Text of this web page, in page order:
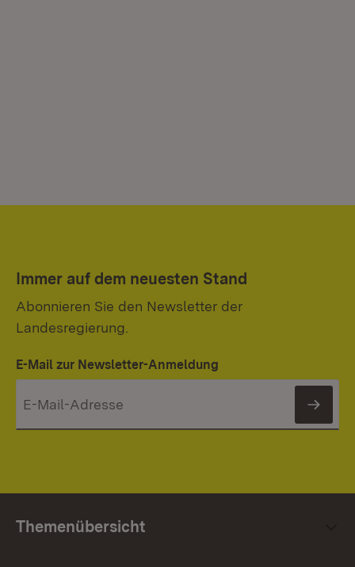
Immer auf dem neuesten Stand
Abonnieren Sie den Newsletter der
Landesregierung.
E-Mail zur Newsletter-Anmeldung
Themenübersicht